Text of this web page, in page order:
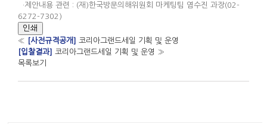
·제안내용 관련 : (재)한국방문의해위원회 마케팅팀 염수진 과장(02-
6272-7302)
인쇄
«
[사전규격공개] 코리아그랜드세일 기획 및 운영
[입찰결과] 코리아그랜드세일 기획 및 운영 »
목록보기